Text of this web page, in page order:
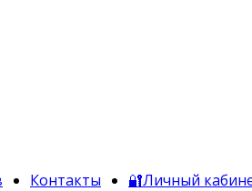
Контакты 🔐Личный